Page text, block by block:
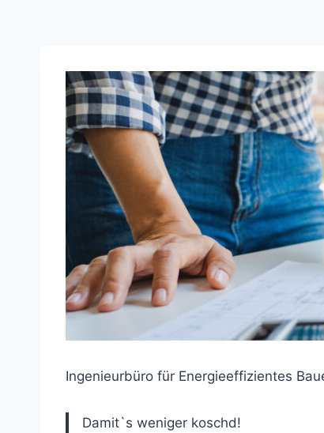
Ingenieurbüro für Energieeffizientes
Damit`s weniger koschd!